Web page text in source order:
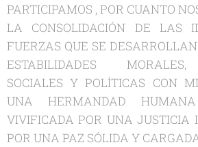
PARTICIPAMOS , POR CUANTO
LA CONSOLIDACIÓN DE LAS
FUERZAS QUE SE
ESTABILIDADES MORALES,
SOCIALES Y POLÍTICAS CON
UNA HERMANDAD
VIVIFICADA POR UNA JUSTICIA
POR UNA PAZ SÓLIDA Y